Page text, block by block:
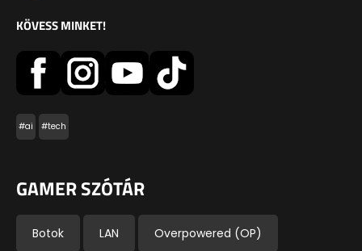
KÖVESS MINKET!
#ai #tech
GAMER SZÓTÁR
Botok LAN Overpowered (OP)